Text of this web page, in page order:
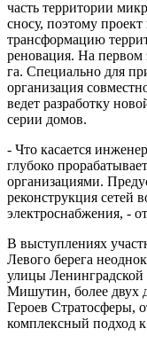
часть территории
сносу, поэтому
трансформацию
реновация. На первом
га. Специально для
организация
ведет разработку
серии домов.
- Что касается
глубоко
организациями.
реконструкция сетей
электроснабжения, -
В выступлениях
Левого берега
улицы Ленинградской
Мишутин, более двух
Героев Стратосферы,
комплексный подход